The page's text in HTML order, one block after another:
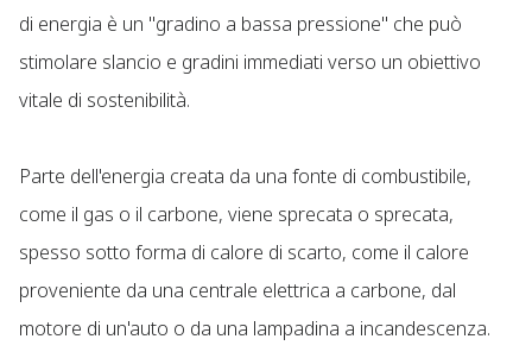
di energia è un "gradino a bassa pressione" che può
stimolare slancio e gradini immediati verso un obiettivo
vitale di sostenibilità.
Parte dell'energia creata da una fonte di combustibile,
come il gas o il carbone, viene sprecata o sprecata,
spesso sotto forma di calore di scarto, come il calore
proveniente da una centrale elettrica a carbone, dal
motore di un'auto o da una lampadina a incandescenza.